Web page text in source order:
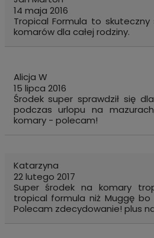
14 maja 2016
Tropical Formula to
komarów dla całej rodziny.
Alicja W
15 lipca 2016
Środek super sprawdził się
podczas urlopu na
komary - polecam!
Katarzyna
22 lutego 2017
Super środek na komary
tropical formula niż Muggę
Polecam zdecydowanie! plus